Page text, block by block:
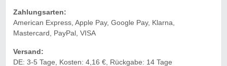
Zahlungsarten:
American Express, Apple Pay, Google Pay, Klarna,
Mastercard, PayPal, VISA
Versand:
DE: 3-5 Tage, Kosten: 4,16 €, Rückgabe: 14 Tage